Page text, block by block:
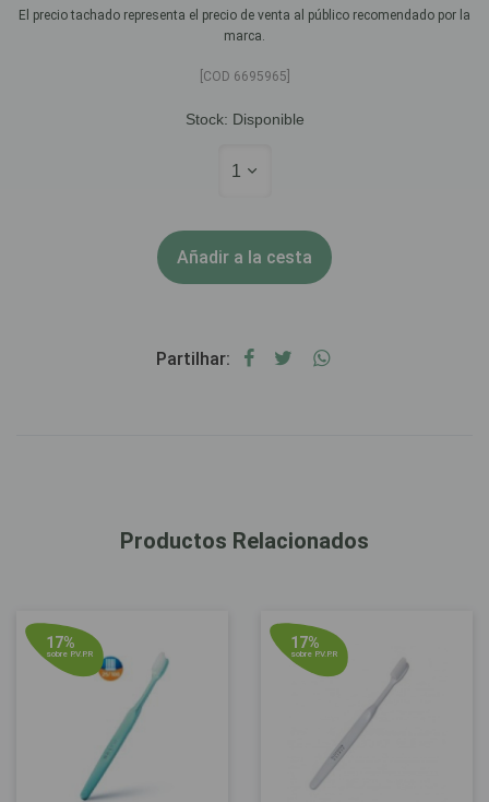
El precio tachado representa el precio de venta al público recomendado por la
marca.
[COD 6695965]
Stock: Disponible
1
Añadir a la cesta
Partilhar:
Productos Relacionados
17%
sobre P.V.P.R
17%
sobre P.V.P.R